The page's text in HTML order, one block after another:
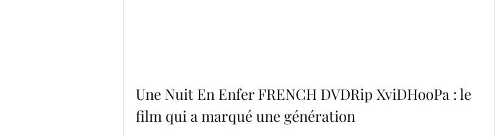
Une Nuit En Enfer FRENCH DVDRip XviDHooPa : le
film qui a marqué une génération